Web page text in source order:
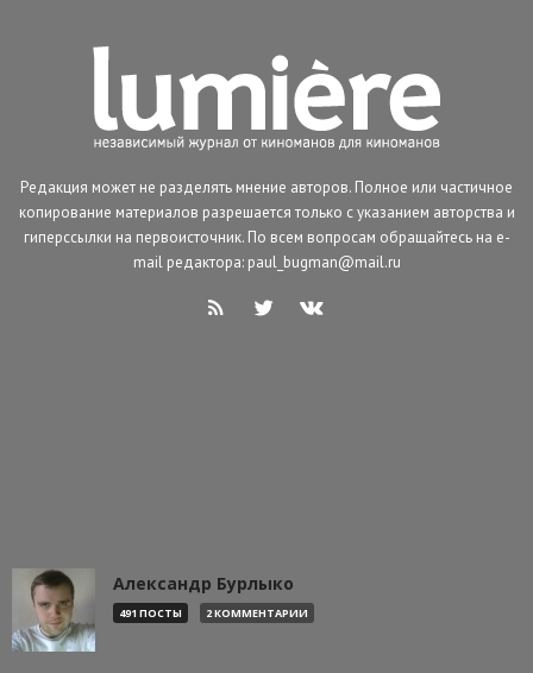
Редакция может не разделять мнение авторов. Полное или частичное
копирование материалов разрешается только с указанием авторства и
гиперссылки на первоисточник. По всем вопросам обращайтесь на e-
mail редактора: paul_bugman@mail.ru
Александр Бурлыко
491 ПОСТЫ 2 КОММЕНТАРИИ